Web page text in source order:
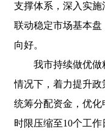
支撑体系，深入实
联动稳定市场基本
向好。
我市持续做优做
情况下，着力提升政
统筹分配资金，优
时限压缩至10个工